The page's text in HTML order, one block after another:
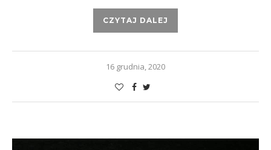
CZYTAJ DALEJ
16 grudnia, 2020